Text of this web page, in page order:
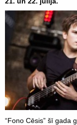
“Fono Cēsis” šī gada